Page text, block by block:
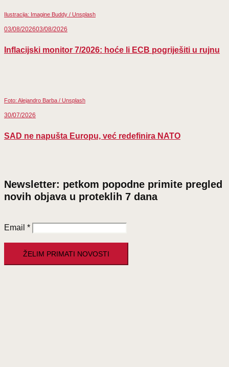
Ilustracija: Imagine Buddy / Unsplash
03/08/202603/08/2026
Inflacijski monitor 7/2026: hoće li ECB pogriješiti u rujnu
Foto: Alejandro Barba / Unsplash
30/07/2026
SAD ne napušta Europu, već redefinira NATO
Newsletter: petkom popodne primite pregled
novih objava u proteklih 7 dana
Email *